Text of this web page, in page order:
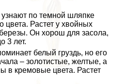
узнают по темной шляпке
цвета. Растет у хвойных
Он хорош для засола,
3 лет.
белый груздь, но его
– золотистые, желтые, а
в кремовые цвета. Растет